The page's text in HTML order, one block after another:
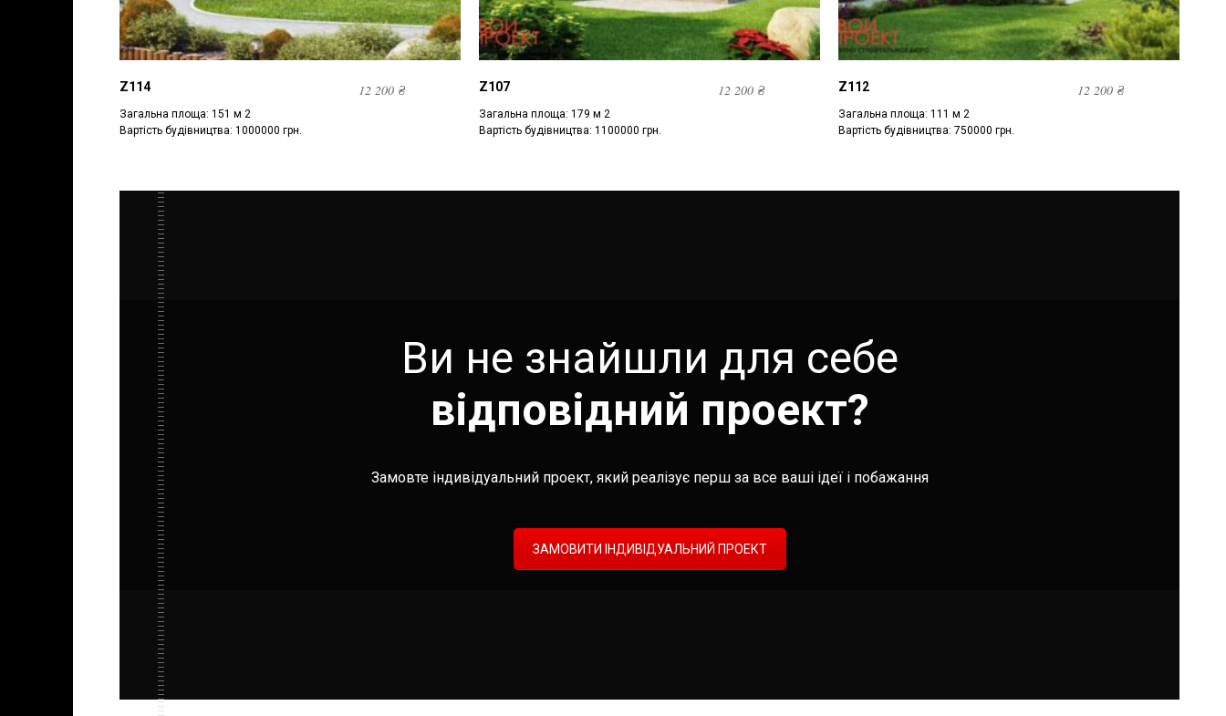
Z114 12 200 ₴
Загальна площа: 151 м 2
Вартість будівництва: 1000000 грн.
Z107 12 200 ₴
Загальна площа: 179 м 2
Вартість будівництва: 1100000 грн.
Z112 12 200₴
Загальна площа: 111 м 2
Вартість будівництва: 750000 грн.
Ви не знайшли для себе
відповідний проект?
Замовте індивідуальний проект, який реалізує перш за все ваші ідеї і побажання
ЗАМОВИТИ ІНДИВІДУАЛЬНИЙ ПРОЕКТ